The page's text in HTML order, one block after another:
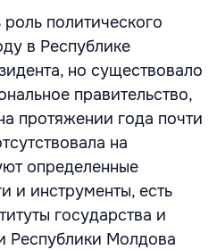
политического
в Республике
но существовало
правительство,
протяжении года почти
на
определенные
и инструменты, есть
государства и
Республики Молдова